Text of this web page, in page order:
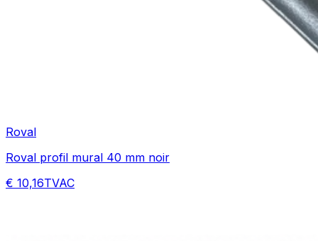
Roval
Roval profil mural 40 mm noir
€ 10,16TVAC